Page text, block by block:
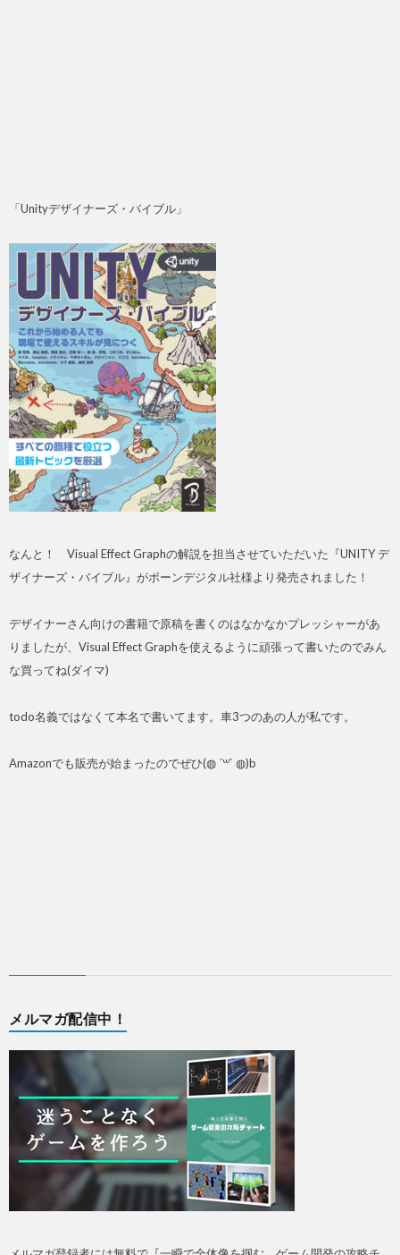
「Unityデザイナーズ・バイブル」
なんと！ Visual Effect Graphの解説を担当させていただいた『UNITY デ
ザイナーズ・バイブル』がボーンデジタル社様より発売されました！
デザイナーさん向けの書籍で原稿を書くのはなかなかプレッシャーがあ
りましたが、Visual Effect Graphを使えるように頑張って書いたのでみん
な買ってね(ダイマ)
todo名義ではなくて本名で書いてます。車3つのあの人が私です。
Amazonでも販売が始まったのでぜひ(◍ ´꒳` ◍)b
メルマガ配信中！